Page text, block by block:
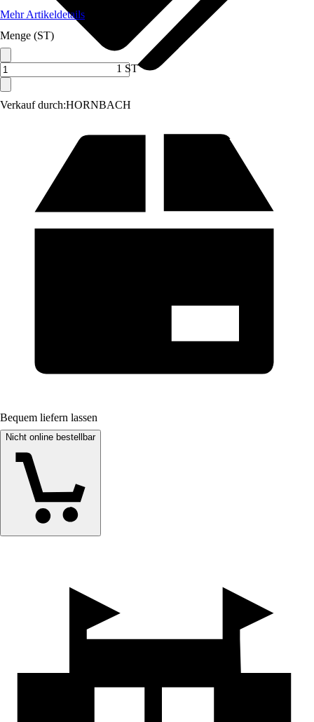
Verkauf durch:HORNBACH
Mehr Artikeldetails
Menge (ST)
1 ST
Bequem liefern lassen
Nicht online bestellbar